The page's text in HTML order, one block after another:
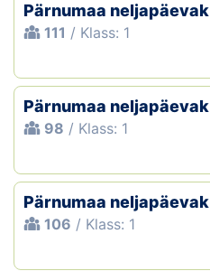
Pärnumaa neljapäevak
111 / Klass: 1
Pärnumaa neljapäevak
98 / Klass: 1
Pärnumaa neljapäevak
106 / Klass: 1